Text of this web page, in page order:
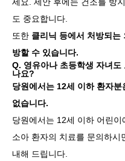
도 중요합니다.
또한 클리닉 등에서 처방되는
방할 수 있습니다.
Q. 영유아나 초등학생 자녀
나요?
당원에서는 12세 이하 환자
없습니다.
당원에서는 12세 이하 어린이
소아 환자의 치료를 문의하
내해 드립니다.